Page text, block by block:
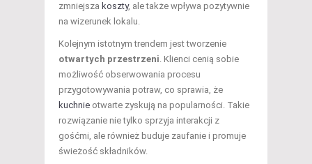
zmniejsza koszty, ale także wpływa pozytywnie
na wizerunek lokalu.
Kolejnym istotnym trendem jest tworzenie
otwartych przestrzeni. Klienci cenią sobie
możliwość obserwowania procesu
przygotowywania potraw, co sprawia, że
kuchnie otwarte zyskują na popularności. Takie
rozwiązanie nie tylko sprzyja interakcji z
gośćmi, ale również buduje zaufanie i promuje
świeżość składników.